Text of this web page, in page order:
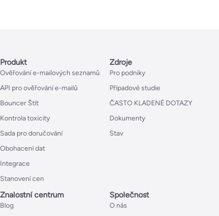
Produkt
Ověřování e-mailových seznamů
API pro ověřování e-mailů
Bouncer Štít
Kontrola toxicity
Sada pro doručování
Obohacení dat
Integrace
Stanovení cen
Zdroje
Pro podniky
Případové studie
ČASTO KLADENÉ DOTAZY
Dokumenty
Stav
Znalostní centrum
Blog
Společnost
O nás